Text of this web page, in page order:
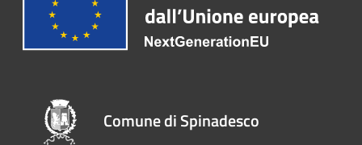
Comune di Spinadesco